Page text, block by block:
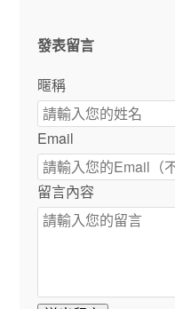
發表留言
暱稱
Email
留言內容